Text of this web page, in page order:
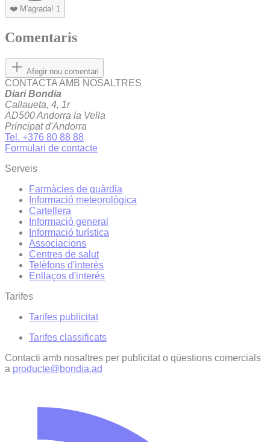
❤️ M'agrada! 1
Comentaris
Afegir nou comentari
CONTACTA AMB NOSALTRES
Diari Bondia
Callaueta, 4, 1r
AD500 Andorra la Vella
Principat d'Andorra
Tel. +376 80 88 88
Formulari de contacte
Serveis
Farmàcies de guàrdia
Informació meteorològica
Cartellera
Informació general
Informació turística
Associacions
Centres de salut
Telèfons d'interès
Enllaços d'interés
Tarifes
Tarifes publicitat
Tarifes classificats
Contacti amb nosaltres per publicitat o qüestions comercials
a producte@bondia.ad